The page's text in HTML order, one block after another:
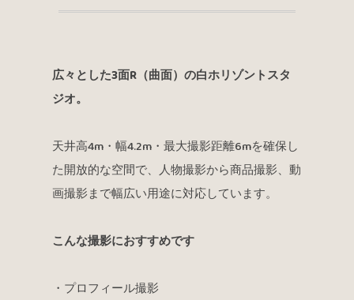
広々とした3面R（曲面）の白ホリゾントスタ
ジオ。
天井高4m・幅4.2m・最大撮影距離6mを確保し
た開放的な空間で、人物撮影から商品撮影、動
画撮影まで幅広い用途に対応しています。
こんな撮影におすすめです
・プロフィール撮影